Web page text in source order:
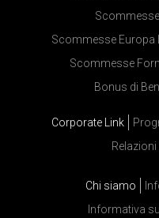
Scommesse Europa
Scommesse
Bonus di
Corporate Link
Chi siamo
Informativa